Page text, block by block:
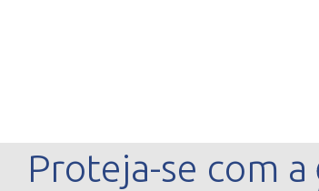
Proteja-se com a